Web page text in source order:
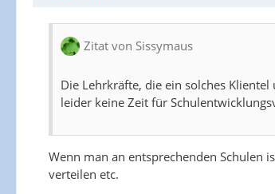
Zitat von Sissymaus
Die Lehrkräfte, die ein solches
leider keine Zeit für
Wenn man an entsprechenden Schulen
verteilen etc.